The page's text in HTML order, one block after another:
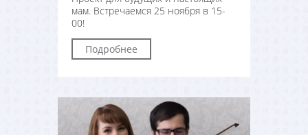
мам. Встречаемся 25 ноября в 15-
00!
Подробнее